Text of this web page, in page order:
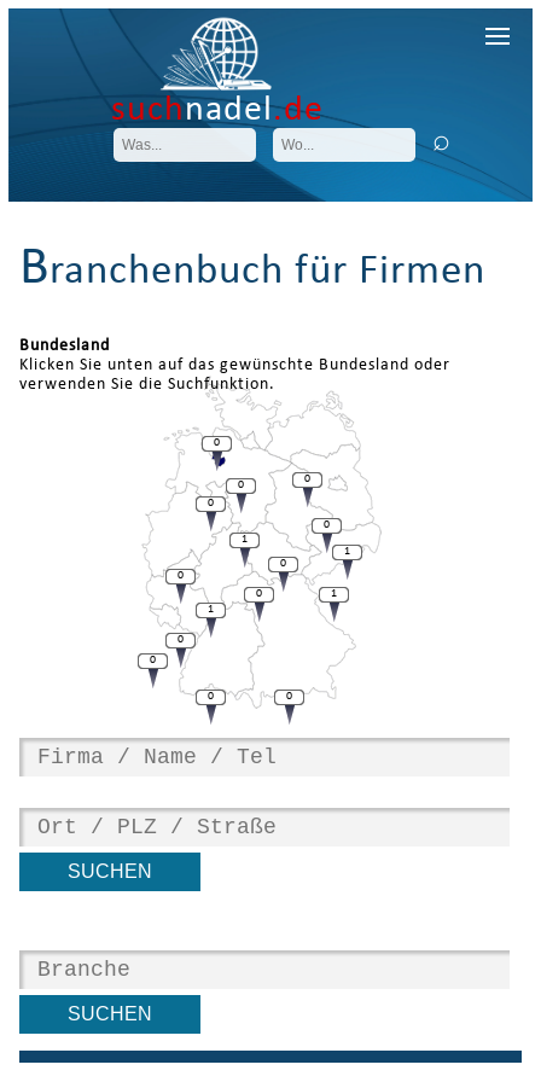
suchnadel.de
Branchenbuch für Firmen
Bundesland
Klicken Sie unten auf das gewünschte Bundesland oder
verwenden Sie die Suchfunktion.
1
1
0
0
0
0
0
0
0
1
0
1
0
0
0
0